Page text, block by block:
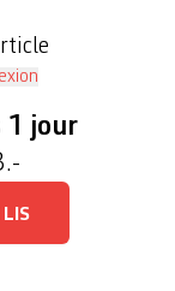
[…]
1 jour
LIS